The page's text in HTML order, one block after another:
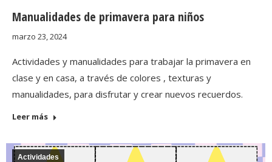
Manualidades de primavera para niños
marzo 23, 2024
Actividades y manualidades para trabajar la primavera en
clase y en casa, a través de colores , texturas y
manualidades, para disfrutar y crear nuevos recuerdos.
Leer más
Actividades